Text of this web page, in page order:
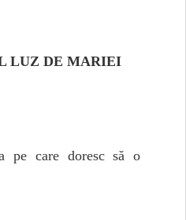
LUZ DE MARIEI
pe care doresc să o